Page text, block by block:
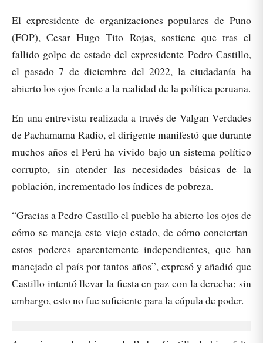
El expresidente de organizaciones populares de Puno
(FOP), Cesar Hugo Tito Rojas, sostiene que tras el
fallido golpe de estado del expresidente Pedro Castillo,
el pasado 7 de diciembre del 2022, la ciudadanía ha
abierto los ojos frente a la realidad de la política peruana.
En una entrevista realizada a través de Valgan Verdades
de Pachamama Radio, el dirigente manifestó que durante
muchos años el Perú ha vivido bajo un sistema político
corrupto, sin atender las necesidades básicas de la
población, incrementado los índices de pobreza.
“Gracias a Pedro Castillo el pueblo ha abierto los ojos de
cómo se maneja este viejo estado, de cómo conciertan
estos poderes aparentemente independientes, que han
manejado el país por tantos años”, expresó y añadió que
Castillo intentó llevar la fiesta en paz con la derecha; sin
embargo, esto no fue suficiente para la cúpula de poder.